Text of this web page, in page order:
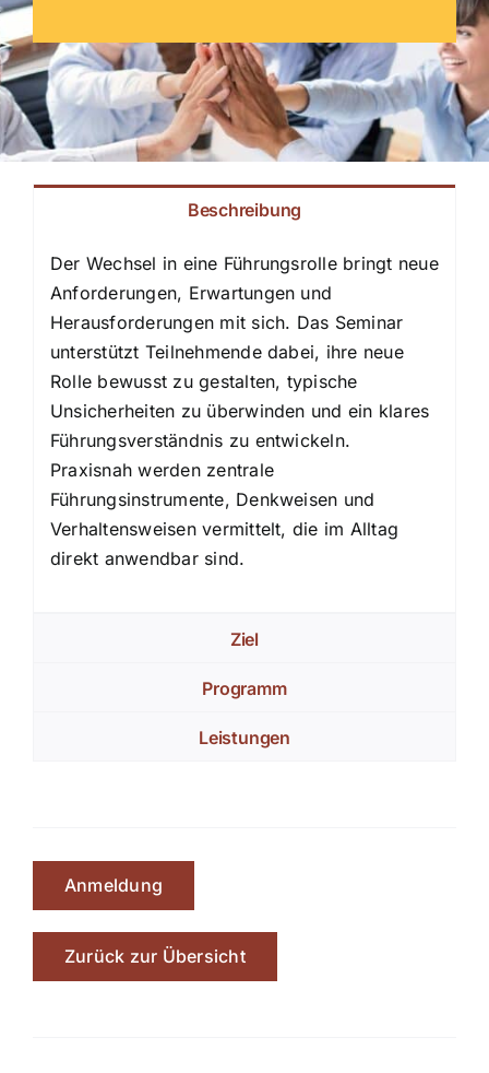
Aktuelles
Kontakt
Beschreibung
Der Wechsel in eine Führungsrolle bringt neue
Anforderungen, Erwartungen und
Herausforderungen mit sich. Das Seminar
unterstützt Teilnehmende dabei, ihre neue
Rolle bewusst zu gestalten, typische
Unsicherheiten zu überwinden und ein klares
Führungsverständnis zu entwickeln.
Praxisnah werden zentrale
Führungsinstrumente, Denkweisen und
Verhaltensweisen vermittelt, die im Alltag
direkt anwendbar sind.
Ziel
Programm
Leistungen
Anmeldung
Zurück zur Übersicht